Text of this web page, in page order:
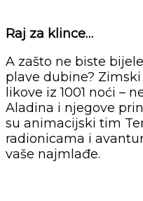
Raj za klince…
A zašto ne biste
plave dubine?
likove iz 1001 noći –
Aladina i njegove
su animacijski tim
radionicama i
vaše najmlađe.